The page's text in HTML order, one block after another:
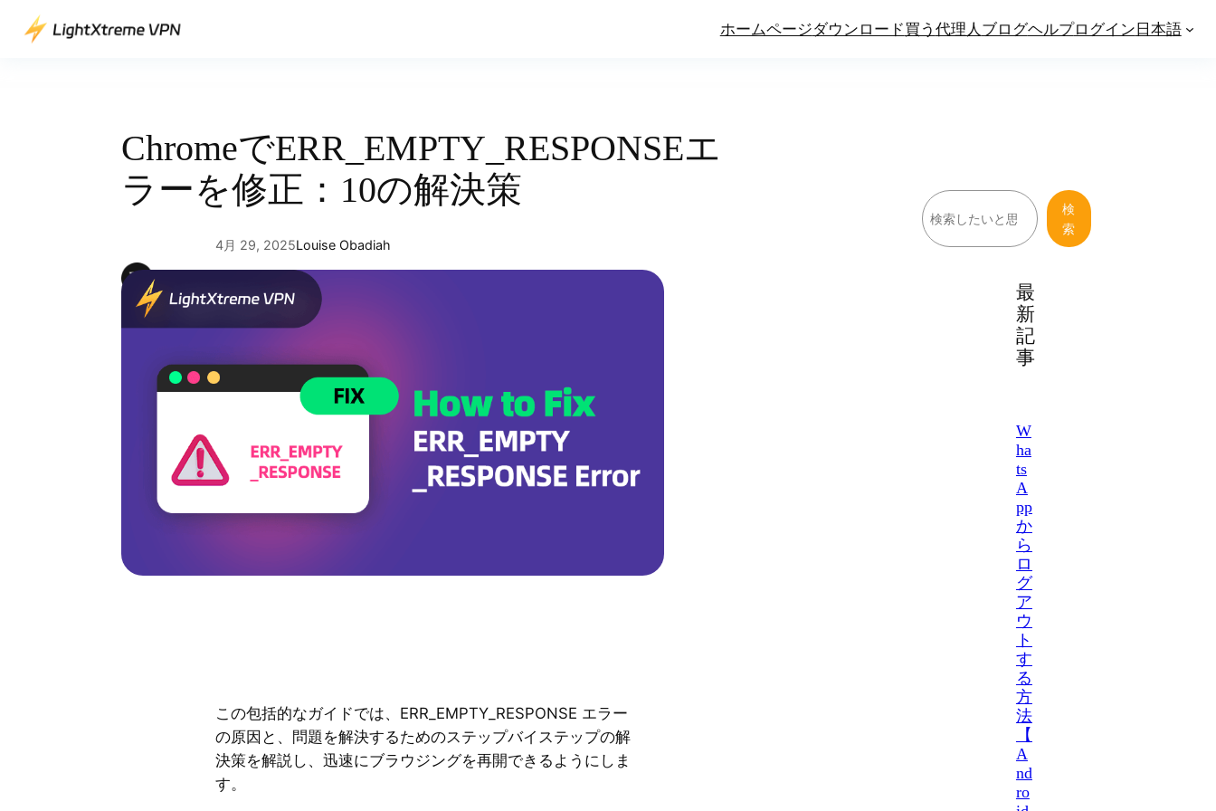
ホームページダウンロード買う 代理人 ブログヘルプログイン日本語
ChromeでERR_EMPTY_RESPONSEエ
ラーを修正：10の解決策
4月 29, 2025Louise Obadiah
この包括的なガイドでは、ERR_EMPTY_RESPONSE エラー
の原因と、問題を解決するためのステップバイステップの解
決策を解説し、迅速にブラウジングを再開できるようにしま
す。
検
索
検
索
最
新
記
事
W
ha
ts
A
pp
か
ら
ロ
グ
ア
ウ
ト
す
る
方
法
【
A
nd
ro